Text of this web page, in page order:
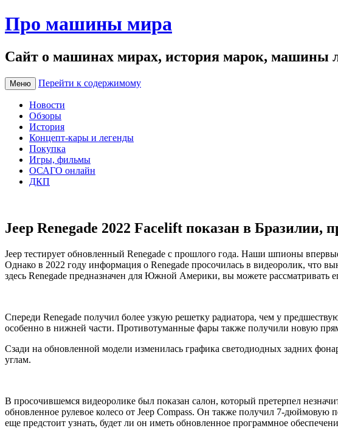
Про машины мира
Сайт о машинах мирах, история марок, машины
Меню Перейти к содержимому
Новости
Обзоры
История
Концепт-кары и легенды
Покупка
Игры, фильмы
ОСАГО онлайн
ДКП
Jeep Renegade 2022 Facelift показан в Бразилии,
Jeep тестирует обновленный Renegade с прошлого года. Наши шпионы
Однако в 2022 году информация о Renegade просочилась в видеоролик, что
здесь Renegade предназначен для Южной Америки, вы можете рассматривать
Спереди Renegade получил более узкую решетку радиатора, чем у
особенно в нижней части. Противотуманные фары также получили новую
Сзади на обновленной модели изменилась графика светодиодных задних
углам.
В просочившемся видеоролике был показан салон, который претерпел
обновленное рулевое колесо от Jeep Compass. Он также получил 7-
еще предстоит узнать, будет ли он иметь обновленное программное